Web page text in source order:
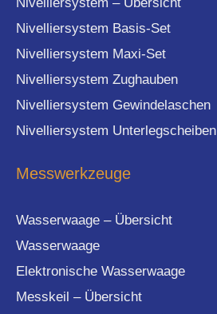
Nivelliersystem Basis-Set
Nivelliersystem Maxi-Set
Nivelliersystem Zughauben
Nivelliersystem Gewindelaschen
Nivelliersystem Unterlegscheiben
Messwerkzeuge
Wasserwaage – Übersicht
Wasserwaage
Elektronische Wasserwaage
Messkeil – Übersicht